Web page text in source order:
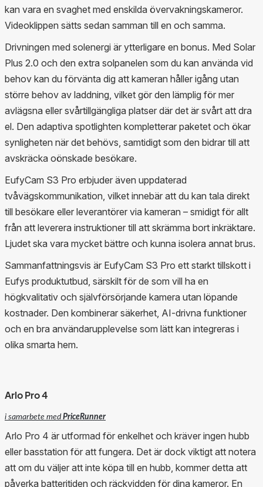
kan vara en svaghet med enskilda övervakningskameror.
Videoklippen sätts sedan samman till en och samma.
Drivningen med solenergi är ytterligare en bonus. Med Solar
Plus 2.0 och den extra solpanelen som du kan använda vid
behov kan du förvänta dig att kameran håller igång utan
större behov av laddning, vilket gör den lämplig för mer
avlägsna eller svårtillgängliga platser där det är svårt att dra
el. Den adaptiva spotlighten kompletterar paketet och ökar
synligheten när det behövs, samtidigt som den bidrar till att
avskräcka oönskade besökare.
EufyCam S3 Pro erbjuder även uppdaterad
tvåvägskommunikation, vilket innebär att du kan tala direkt
till besökare eller leverantörer via kameran – smidigt för allt
från att leverera instruktioner till att skrämma bort inkräktare.
Ljudet ska vara mycket bättre och kunna isolera annat brus.
Sammanfattningsvis är EufyCam S3 Pro ett starkt tillskott i
Eufys produktutbud, särskilt för de som vill ha en
högkvalitativ och självförsörjande kamera utan löpande
kostnader. Den kombinerar säkerhet, AI-drivna funktioner
och en bra användarupplevelse som lätt kan integreras i
olika smarta hem.
Arlo Pro 4
i samarbete medPriceRunner
Arlo Pro 4 är utformad för enkelhet och kräver ingen hubb
eller basstation för att fungera. Det är dock viktigt att notera
att om du väljer att inte köpa till en hubb, kommer detta att
påverka batteritiden och räckvidden för dina kameror. En